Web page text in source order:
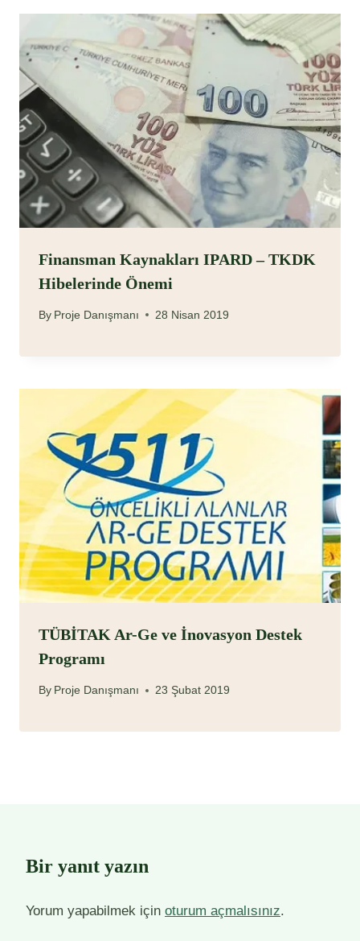
Finansman Kaynakları IPARD – TKDK
Hibelerinde Önemi
By Proje Danışmanı 28 Nisan 2019
TÜBİTAK Ar-Ge ve İnovasyon Destek
Programı
By Proje Danışmanı 23 Şubat 2019
Bir yanıt yazın
Yorum yapabilmek için oturum açmalısınız.